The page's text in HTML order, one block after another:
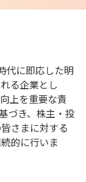
代に即応した明
る企業とし
上を重要な責
づき、株主・投
さまに対する
的に行いま